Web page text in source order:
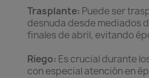
Trasplante: Puede ser
desnuda desde mediados
finales de abril, evitando
Riego: Es crucial durante
con especial atención en